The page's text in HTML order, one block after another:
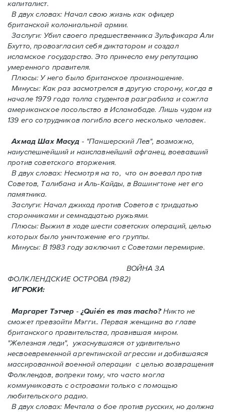
капиталист.
В двух словах: Начал свою жизнь как офицер
британской колониальной армии.
Заслуги: Убил своего предшественника Зульфикара Али
Бхутто, провозгласил себя диктатором и создал
исламское государство. Это принесло ему репутацию
умеренного правителя.
Плюсы: У него было британское произношение.
Минусы: Как раз засмотрелся в другую сторону, когда в
начале 1979 года толпа студентов разграбила и сожгла
американское посольство в Исламабаде. Лишь чудом из
139 его сотрудников погиблo всего несколько человек.
Ахмад Шах Масуд - "Паншерский Лев", возможно,
наиуспешнейший и наиславнейший афганец, воевавший
против советского вторжения.
В двух словах: Hесмотря на то, что он воевал против
Советов, Талибана и Аль-Кайды, в Вашингтоне нет его
памятника.
Заслуги: Начал джихад против Советов с тридцатью
сторонниками и семнадцатью ружьями.
Плюсы: Выжил в ходе шести советских операций, целью
которых было уничтожение его группы.
Минусы: В 1983 году заключил с Советами перемирие.
ВОЙНА ЗА
ФОЛКЛЕНДСКИЕ ОСТРОВА (1982)
ИГРОКИ:
Маргарет Тэтчер -¿Quién es mas macho?Никто не
сможет превзойти Мэгги.. Первая женщина во главе
британского правительства, правившая миром.
"Железная леди", ужаснувшаяся от удивительно
несвоевременной аргентинской агрессии и добившаяся
массированной военной операции с целью возвращения
Фолклендов, вопреки тому, что часто могла
коммуниковать с островами только с помощью
любительского радио.
В двух словах: Мечтала о бое против русских, но должна